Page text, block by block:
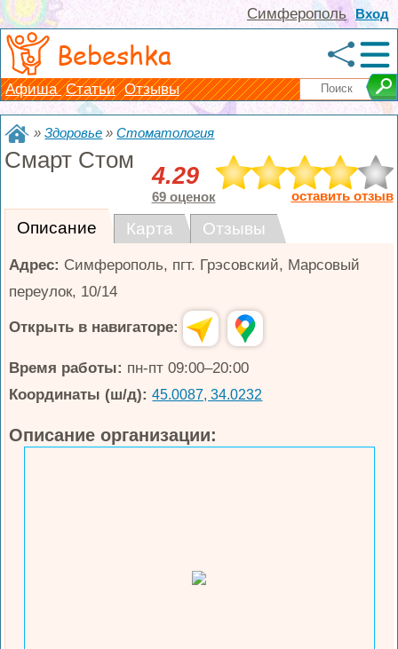
Вход
Симферополь
Bebeshka
Афиша Статьи Отзывы
»Здоровье »Стоматология
Смарт Стом
4.29
69 оценок оставить отзыв
Описание Карта Отзывы
Адрес: Симферополь, пгт. Грэсовский, Марсовый
переулок, 10/14
Открыть в навигаторе:
Время работы: пн-пт 09:00–20:00
Координаты (ш/д): 45.0087, 34.0232
Описание организации: